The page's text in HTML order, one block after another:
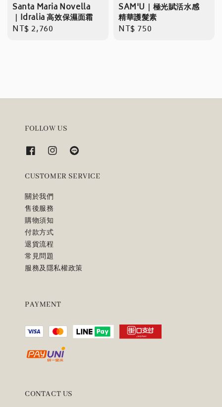
Santa Maria Novella
｜Idralia 高效保濕面霜
Regular
NT$ 2,760
SAM'U｜極光賦活水感
精華護髮素
Regular
NT$ 750
FOLLOW US
CUSTOMER SERVICE
關於我們
售後服務
購物須知
付款方式
退貨流程
常見問題
服務及隱私權政策
PAYMENT
CONTACT US